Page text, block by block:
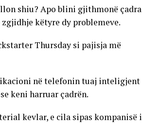
shiu? Apo blini gjithmonë çadra
këtyre dy problemeve.
Thursday si pajisja më
në telefonin tuaj inteligjent
keni harruar çadrën.
kevlar, e cila sipas kompanisë i